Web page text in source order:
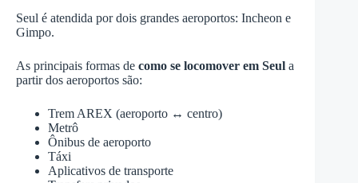
Seul é atendida por dois grandes aeroportos: Incheon e
Gimpo.
As principais formas de como se locomover em Seul a
partir dos aeroportos são:
Trem AREX (aeroporto ↔ centro)
Metrô
Ônibus de aeroporto
Táxi
Aplicativos de transporte